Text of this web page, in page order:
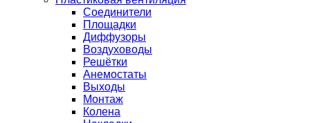
Соединители
Площадки
Диффузоры
Воздуховоды
Решётки
Анемостаты
Выходы
Монтаж
Колена